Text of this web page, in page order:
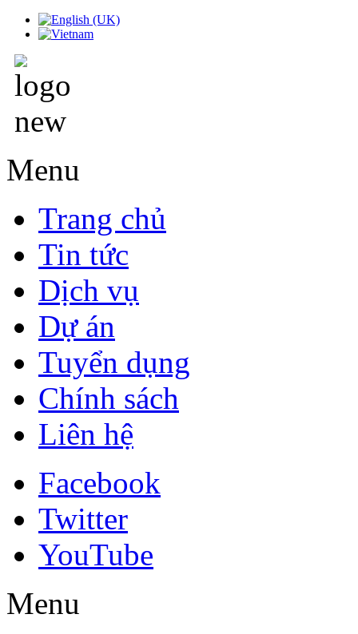
Menu
Trang chủ
Tin tức
Dịch vụ
Dự án
Tuyển dụng
Chính sách
Liên hệ
Facebook
Twitter
YouTube
Menu